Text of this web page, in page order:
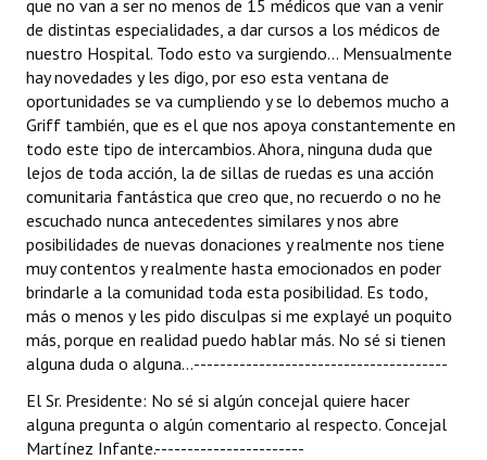
El Sr. Presidente: No sé si algún concejal quiere hacer
alguna pregunta o algún comentario al respecto. Concejal
Martínez Infante.-----------------------